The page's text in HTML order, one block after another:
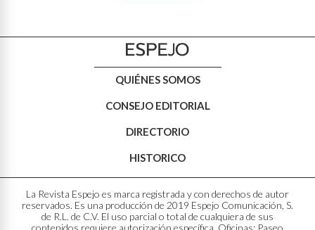
QUIÉNES SOMOS
CONSEJO EDITORIAL
DIRECTORIO
HISTORICO
La Revista Espejo es marca registrada y con derechos de autor
reservados. Es una producción de 2019 Espejo Comunicación, S.
de R.L. de C.V. El uso parcial o total de cualquiera de sus
contenidos requiere autorización específica. Oficinas: Paseo